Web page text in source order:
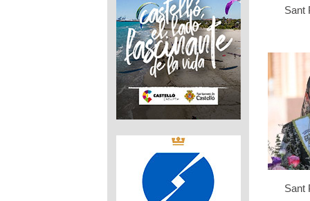
Sant
Sant